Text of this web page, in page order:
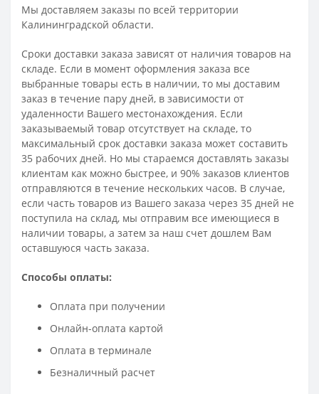
Мы доставляем заказы по всей территории
Калининградской области.
Сроки доставки заказа зависят от наличия товаров на
складе. Если в момент оформления заказа все
выбранные товары есть в наличии, то мы доставим
заказ в течение пару дней, в зависимости от
удаленности Вашего местонахождения. Если
заказываемый товар отсутствует на складе, то
максимальный срок доставки заказа может составить
35 рабочих дней. Но мы стараемся доставлять заказы
клиентам как можно быстрее, и 90% заказов клиентов
отправляются в течение нескольких часов. В случае,
если часть товаров из Вашего заказа через 35 дней не
поступила на склад, мы отправим все имеющиеся в
наличии товары, а затем за наш счет дошлем Вам
оставшуюся часть заказа.
Способы оплаты:
Оплата при получении
Онлайн-оплата картой
Оплата в терминале
Безналичный расчет